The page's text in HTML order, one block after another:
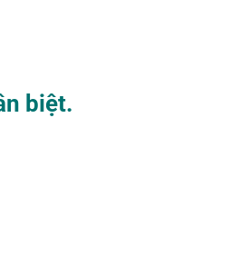
biệt.